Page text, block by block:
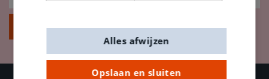
Inschrijven
Opslaan en sluiten
Alles afwijzen